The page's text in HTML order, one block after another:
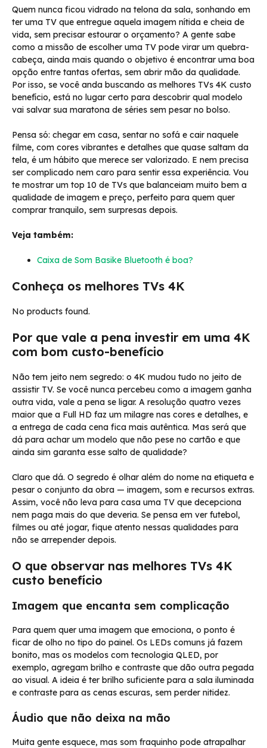
Quem nunca ficou vidrado na telona da sala, sonhando em
ter uma TV que entregue aquela imagem nítida e cheia de
vida, sem precisar estourar o orçamento? A gente sabe
como a missão de escolher uma TV pode virar um quebra-
cabeça, ainda mais quando o objetivo é encontrar uma boa
opção entre tantas ofertas, sem abrir mão da qualidade.
Por isso, se você anda buscando as melhores TVs 4K custo
benefício, está no lugar certo para descobrir qual modelo
vai salvar sua maratona de séries sem pesar no bolso.
Pensa só: chegar em casa, sentar no sofá e cair naquele
filme, com cores vibrantes e detalhes que quase saltam da
tela, é um hábito que merece ser valorizado. E nem precisa
ser complicado nem caro para sentir essa experiência. Vou
te mostrar um top 10 de TVs que balanceiam muito bem a
qualidade de imagem e preço, perfeito para quem quer
comprar tranquilo, sem surpresas depois.
Veja também:
Caixa de Som Basike Bluetooth é boa?
Conheça os melhores TVs 4K
No products found.
Por que vale a pena investir em uma 4K
com bom custo-benefício
Não tem jeito nem segredo: o 4K mudou tudo no jeito de
assistir TV. Se você nunca percebeu como a imagem ganha
outra vida, vale a pena se ligar. A resolução quatro vezes
maior que a Full HD faz um milagre nas cores e detalhes, e
a entrega de cada cena fica mais autêntica. Mas será que
dá para achar um modelo que não pese no cartão e que
ainda sim garanta esse salto de qualidade?
Claro que dá. O segredo é olhar além do nome na etiqueta e
pesar o conjunto da obra — imagem, som e recursos extras.
Assim, você não leva para casa uma TV que decepciona
nem paga mais do que deveria. Se pensa em ver futebol,
filmes ou até jogar, fique atento nessas qualidades para
não se arrepender depois.
O que observar nas melhores TVs 4K
custo benefício
Imagem que encanta sem complicação
Para quem quer uma imagem que emociona, o ponto é
ficar de olho no tipo do painel. Os LEDs comuns já fazem
bonito, mas os modelos com tecnologia QLED, por
exemplo, agregam brilho e contraste que dão outra pegada
ao visual. A ideia é ter brilho suficiente para a sala iluminada
e contraste para as cenas escuras, sem perder nitidez.
Áudio que não deixa na mão
Muita gente esquece, mas som fraquinho pode atrapalhar